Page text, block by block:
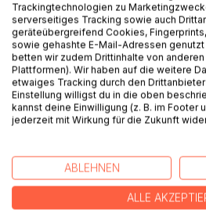
"Realpolitik" durchbricht., weil die
Realpolitik die Problemeskalation
sondern im Ergebnis
Georgios Zervas und Claudio
Kernproblem der heutigen
Unregierbarkeit der planetaren
Nicht-Globalisierung des
Wirtschaft, sondern auch
zutiefst globalisiert. Nur Politik
nationalen Denk-, Interessen- und
stehen. So konnte, kann und wird
nachhaltiger Handlungsfähigkeit
Trackingtechnologien zu
serverseitiges Tracking sowie auch
geräteübergreifend Cookies,
sowie gehashte E-Mail-Adressen
betten wir zudem Drittinhalte von
Plattformen). Wir haben auf die weitere
etwaiges Tracking durch den
Einstellung willigst du in die oben
kannst deine Einwilligung (z. B. im Footer
jederzeit mit Wirkung für die Zukunft
ABLEHNEN
ALLE